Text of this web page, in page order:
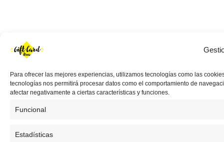
Para ofrecer las mejores experiencias, utilizamos tecnologías como las
tecnologías nos permitirá procesar datos como el comportamiento de
afectar negativamente a ciertas características y funciones.
Funcional
Estadísticas